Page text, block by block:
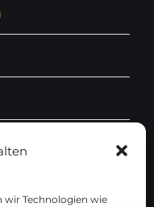
wir Technologien wie